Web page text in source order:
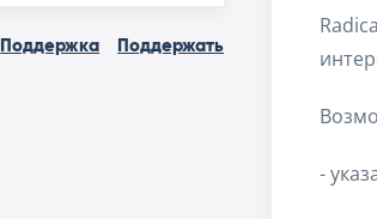
Поддержка Поддержать
-